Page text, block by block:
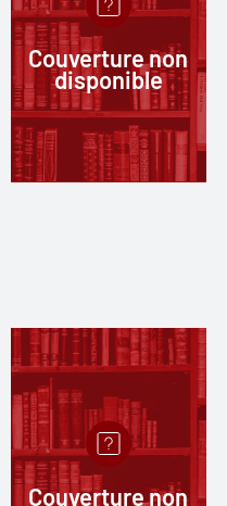
Couverture non
disponible
Couverture non